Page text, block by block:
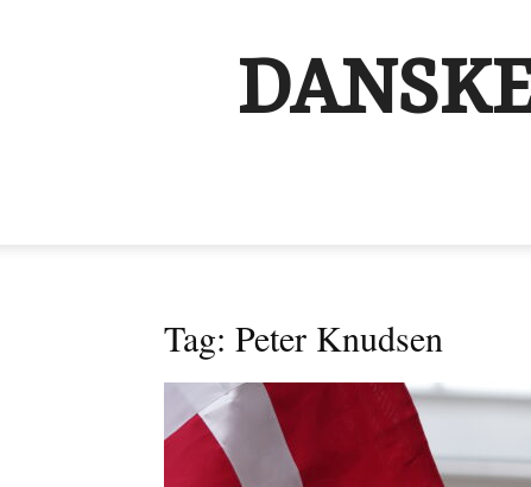
Tag: Peter Knudsen